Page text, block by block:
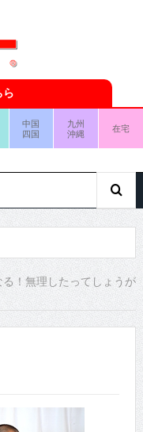
中国
四国
九州
沖縄
在宅
！無理したってしょうが